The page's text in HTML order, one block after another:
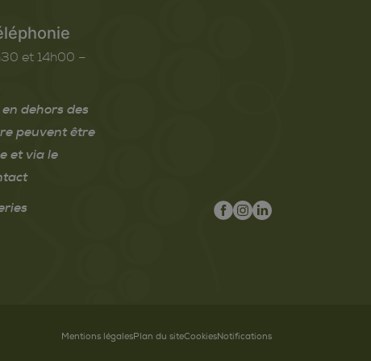
et 14h00 –
dehors des
peuvent être
et via le
Mentions légalesPlan du siteCookiesNotifications